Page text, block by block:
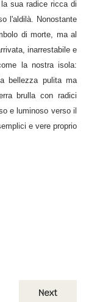
sua radice ricca di
l'aldilà. Nonostante
di morte, ma al
inarrestabile e
la nostra isola:
bellezza pulita ma
brulla con radici
e luminoso verso il
e vere proprio
Next